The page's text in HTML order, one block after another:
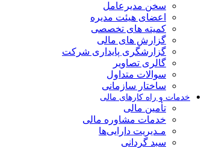
سخن مدیرعامل
اعضای هیئت مدیره
کمیته های تخصصی
گزارش های مالی
گزارشگری پایداری شرکت
گالری تصاویر
سوالات متداول
ساختار سازمانی
خدمات و راه کارهای مالی
تأمین مالی
خدمات مشاوره مالی
مـدیریت دارایی‌ها
سبد گردانی